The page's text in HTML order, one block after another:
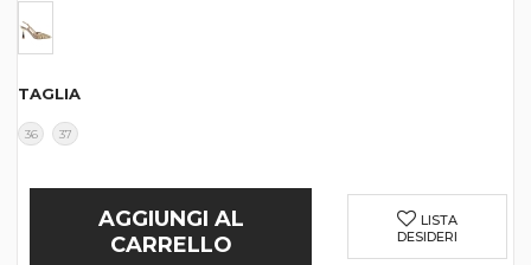
TAGLIA
36 37
AGGIUNGI AL
CARRELLO
LISTA
DESIDERI